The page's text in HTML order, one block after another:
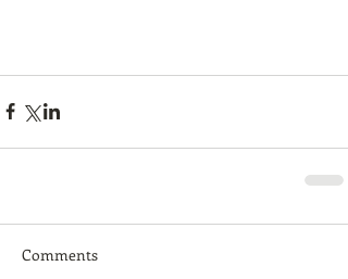
Comments